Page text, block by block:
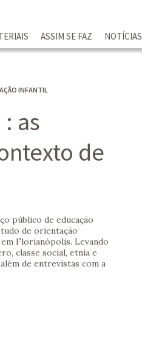
ASSIM SE FAZ NOTÍCIAS
INFANTIL
as
de
público de educação
de orientação
Florianópolis. Levando
classe social, etnia e
de entrevistas com a